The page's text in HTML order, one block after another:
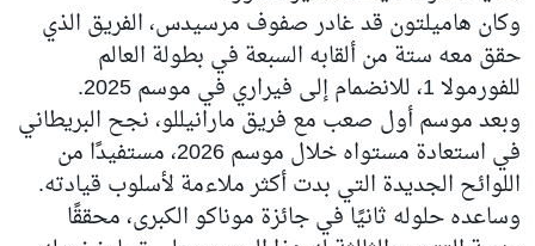
وكان هاميلتون قد غادر صفوف مرسيدس، الفريق الذي
حقق معه ستة من ألقابه السبعة في بطولة العالم
للفورمولا 1، للانضمام إلى فيراري في موسم 2025.
وبعد موسم أول صعب مع فريق مارانيللو، نجح البريطاني
في استعادة مستواه خلال موسم 2026، مستفيدًا من
اللوائح الجديدة التي بدت أكثر ملاءمة لأسلوب قيادته.
وساعده حلوله ثانيًا في جائزة موناكو الكبرى، محققًا